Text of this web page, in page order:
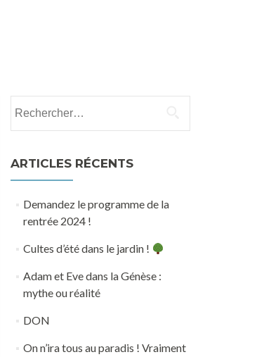
ARTICLES RÉCENTS
Demandez le programme de la
rentrée 2024 !
Cultes d’été dans le jardin !
Adam et Eve dans la Génèse :
mythe ou réalité
DON
On n’ira tous au paradis ! Vraiment